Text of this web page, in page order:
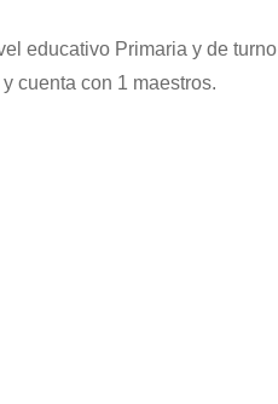
educativo Primaria y de turno
cuenta con 1 maestros.